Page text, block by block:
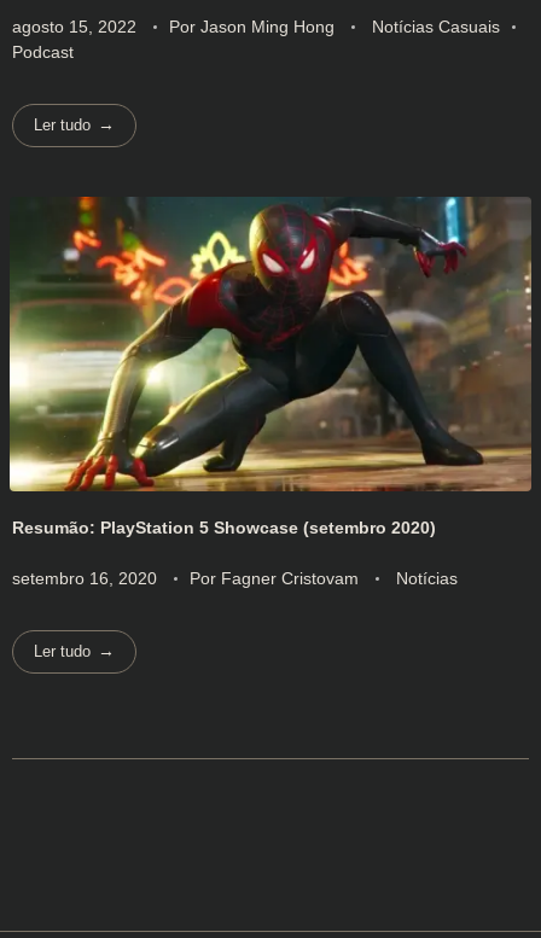
agosto 15, 2022 Por Jason Ming Hong
Notícias Casuais
Podcast
Ler tudo
Resumão: PlayStation 5 Showcase (setembro 2020)
setembro 16, 2020 Por Fagner Cristovam Notícias
Ler tudo